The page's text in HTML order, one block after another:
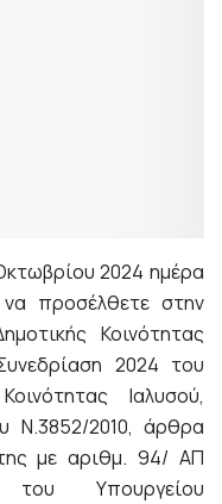
2024 ημέρα
προσέλθετε στην
Κοινότητας
2024 του
Ιαλυσού,
Ν.3852/2010, άρθρα
με αριθμ. 94/ ΑΠ
του Υπουργείου